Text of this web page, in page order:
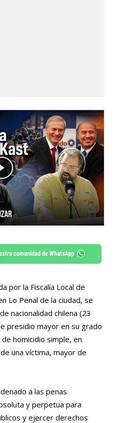
por la Fiscalía Local de
Lo Penal de la ciudad, se
nacionalidad chilena (23
presidio mayor en su grado
homicidio simple, en
una víctima, mayor de
a las penas
y perpetua para
y ejercer derechos